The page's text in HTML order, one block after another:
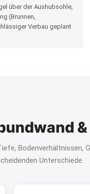
über der Aushubsohle,
(Brunnen,
Verbau geplant
Bodenverhältnissen,
Unterschiede.